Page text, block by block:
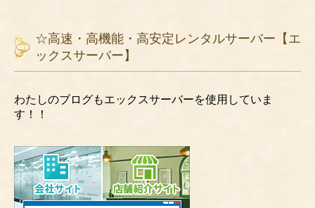
☆高速・高機能・高安定レンタルサーバー【エ
ックスサーバー】
わたしのブログもエックスサーバーを使用していま
す！！